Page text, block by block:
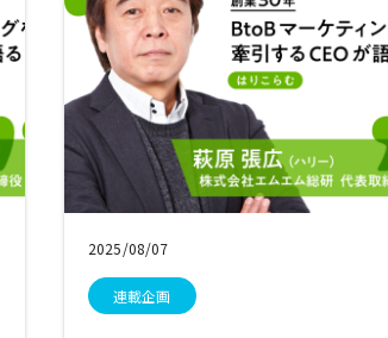
2025/08/07
連載企画